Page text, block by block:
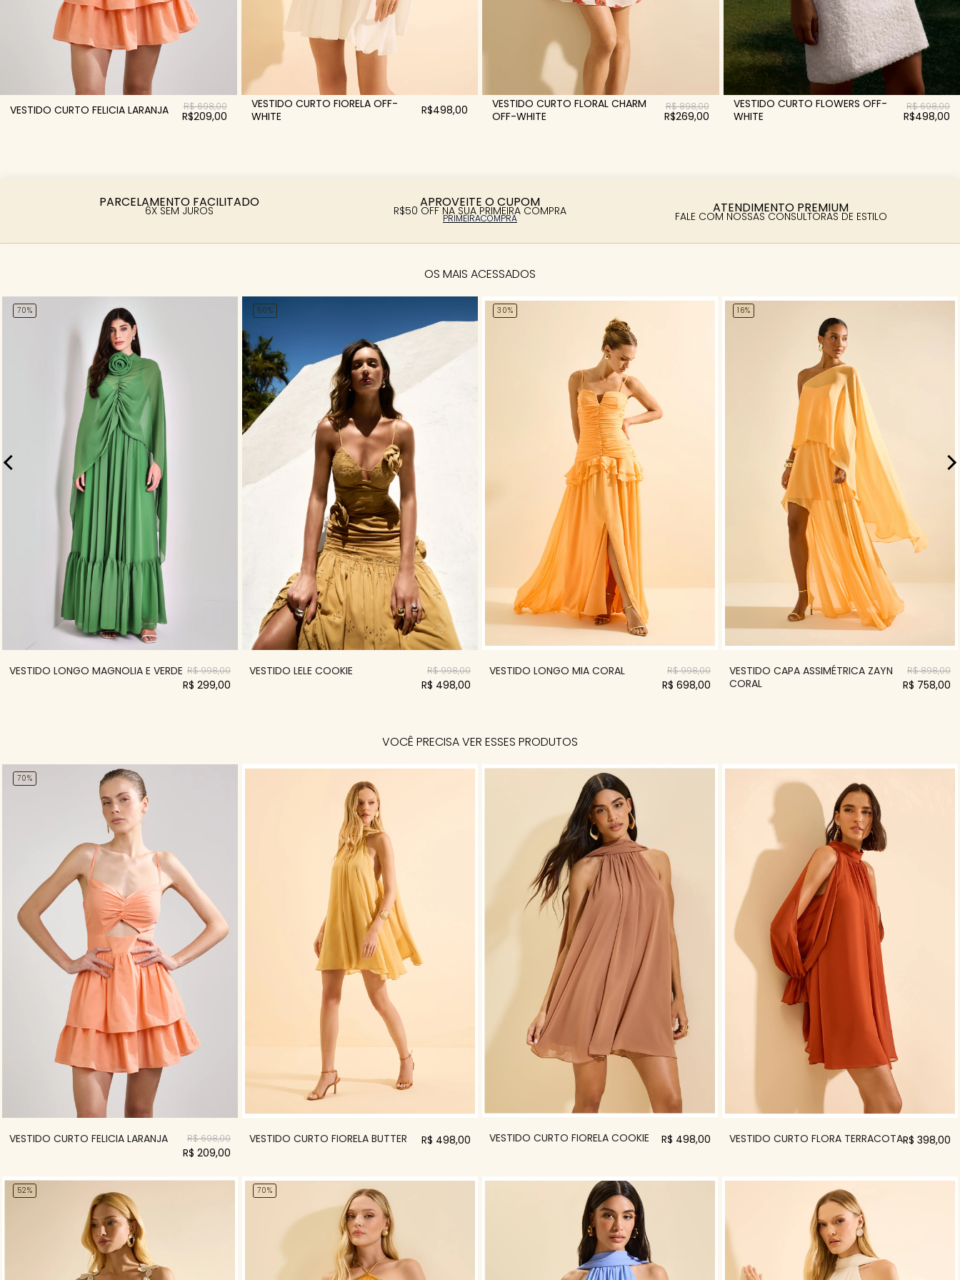
VESTIDO CURTO FELICIA LARANJA R$ 698,00
R$209,00
VESTIDO CURTO FIORELA OFF-
WHITE
R$498,00
VESTIDO CURTO FLORAL CHARM
OFF-WHITE
R$ 898,00
R$269,00
VESTIDO CURTO FLOWERS OFF-
WHITE
R$ 698,00
R$498,00
PARCELAMENTO FACILITADO
6X SEM JUROS
APROVEITE O CUPOM
R$50 OFF NA SUA PRIMEIRA COMPRA
PRIMEIRACOMPRA
ATENDIMENTO PREMIUM
FALE COM NOSSAS CONSULTORAS DE ESTILO
OS MAIS ACESSADOS
70%
VESTIDO LONGO MAGNOLIA E VERDE R$ 998,00
R$ 299,00
50%
VESTIDO LELE COOKIE R$ 998,00
R$ 498,00
30%
VESTIDO LONGO MIA CORAL R$ 998,00
R$ 698,00
16%
VESTIDO CAPA ASSIMÉTRICA ZAYN
CORAL
R$ 898,00
R$ 758,00
VOCÊ PRECISA VER ESSES PRODUTOS
70%
VESTIDO CURTO FELICIA LARANJA R$ 698,00
R$ 209,00
VESTIDO CURTO FIORELA BUTTER R$ 498,00 VESTIDO CURTO FIORELA COOKIE R$ 498,00 VESTIDO CURTO FLORA TERRACOTAR$ 398,00
52% 70%